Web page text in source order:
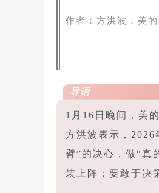
作者：方洪波，美
导语
1月16日晚间，美
方洪波表示，2026
臂”的决心，做“真
装上阵；要敢于决